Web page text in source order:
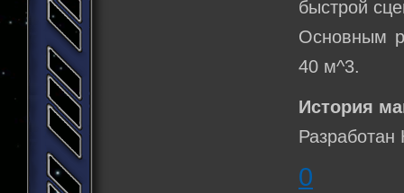
быстрой
Основным
40 м^3.
История
Разработан
0